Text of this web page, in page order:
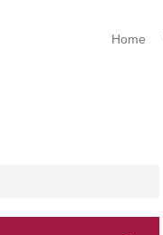
Home